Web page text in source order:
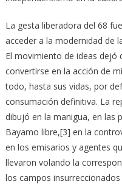
La gesta liberadora del 68
acceder a la modernidad de
El movimiento de ideas dejó
convertirse en la acción de
todo, hasta sus vidas, por
consumación definitiva. La
dibujó en la manigua, en las
Bayamo libre,[3] en la
en los emisarios y agentes
llevaron volando la
los campos